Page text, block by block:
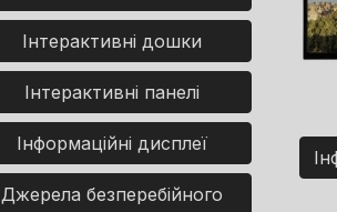
Інтерактивні дошки
Інтерактивні панелі
Інформаційні дисплеї
Джерела безперебійного